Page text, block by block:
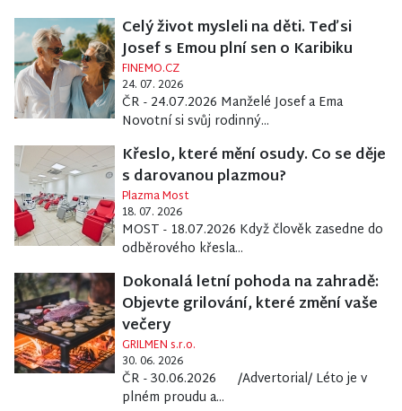
Celý život mysleli na děti. Teď si
Josef s Emou plní sen o Karibiku
FINEMO.CZ
24. 07. 2026
ČR - 24.07.2026 Manželé Josef a Ema
Novotní si svůj rodinný...
Křeslo, které mění osudy. Co se děje
s darovanou plazmou?
Plazma Most
18. 07. 2026
MOST - 18.07.2026 Když člověk zasedne do
odběrového křesla...
Dokonalá letní pohoda na zahradě:
Objevte grilování, které změní vaše
večery
GRILMEN s.r.o.
30. 06. 2026
ČR - 30.06.2026 /Advertorial/ Léto je v
plném proudu a...